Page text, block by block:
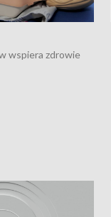
wspiera zdrowie